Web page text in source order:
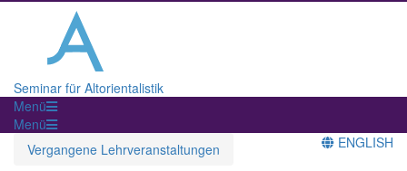
Seminar für Altorientalistik
Menü
Menü
Vergangene Lehrveranstaltungen
ENGLISH